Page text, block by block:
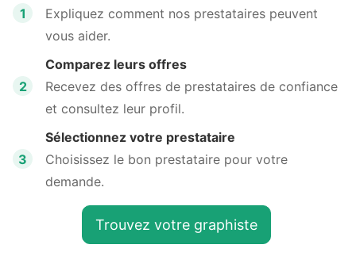
1
Expliquez comment nos prestataires peuvent
vous aider.
2
Comparez leurs offres
Recevez des offres de prestataires de confiance
et consultez leur profil.
3
Sélectionnez votre prestataire
Choisissez le bon prestataire pour votre
demande.
Trouvez votre graphiste